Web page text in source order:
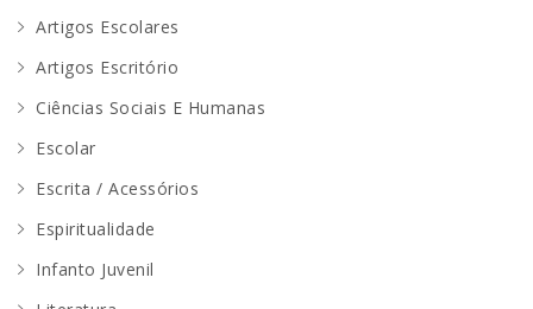
Artigos Escolares
Artigos Escritório
Ciências Sociais E Humanas
Escolar
Escrita / Acessórios
Espiritualidade
Infanto Juvenil